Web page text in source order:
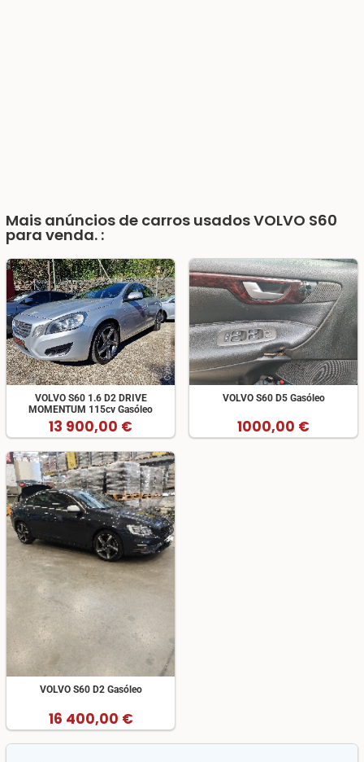
Mais anúncios de carros usados VOLVO S60
para venda. :
VOLVO S60 1.6 D2 DRIVE
MOMENTUM 115cv Gasóleo
13 900,00 €
VOLVO S60 D5 Gasóleo
1000,00 €
VOLVO S60 D2 Gasóleo
16 400,00 €